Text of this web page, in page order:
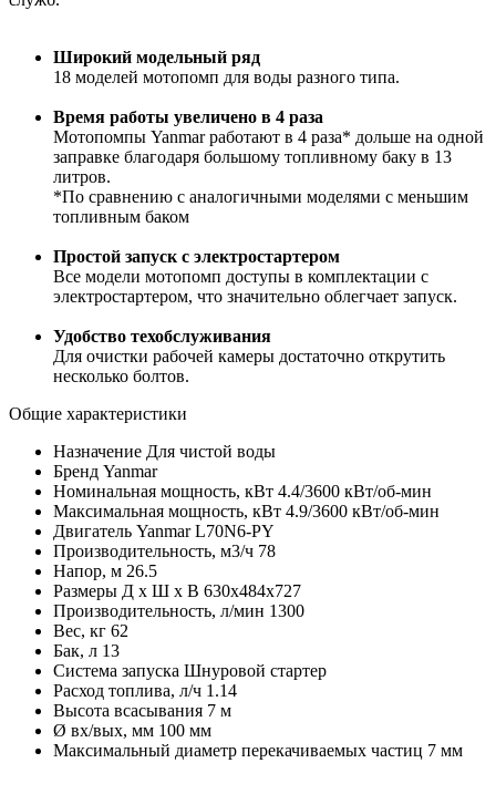
Широкий модельный ряд
18 моделей мотопомп для воды разного типа.
Время работы увеличено в 4 раза
Мотопомпы Yanmar работают в 4 раза* дольше на одной
заправке благодаря большому топливному баку в 13
литров.
*По сравнению с аналогичными моделями с меньшим
топливным баком
Простой запуск с электростартером
Все модели мотопомп доступы в комплектации с
электростартером, что значительно облегчает запуск.
Удобство техобслуживания
Для очистки рабочей камеры достаточно открутить
несколько болтов.
Общие характеристики
Назначение Для чистой воды
Бренд Yanmar
Номинальная мощность, кВт 4.4/3600 кВт/об-мин
Максимальная мощность, кВт 4.9/3600 кВт/об-мин
Двигатель Yanmar L70N6-PY
Производительность, м3/ч 78
Напор, м 26.5
Размеры Д х Ш х В 630x484x727
Производительность, л/мин 1300
Вес, кг 62
Бак, л 13
Система запуска Шнуровой стартер
Расход топлива, л/ч 1.14
Высота всасывания 7 м
Ø вх/вых, мм 100 мм
Максимальный диаметр перекачиваемых частиц 7 мм